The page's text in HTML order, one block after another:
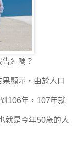
》嗎？
果顯示，由於人口
106年，107年就
就是今年50歲的人